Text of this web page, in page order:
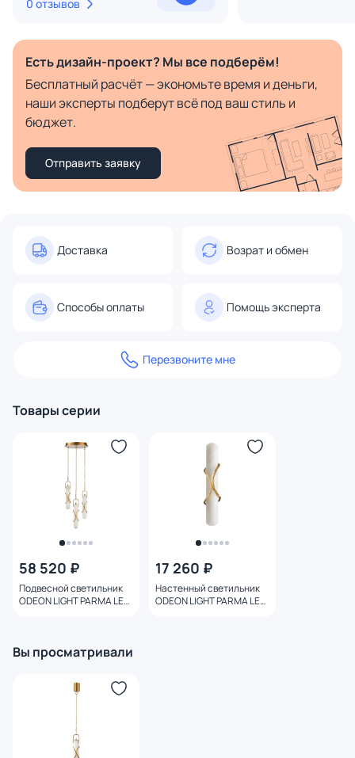
0 отзывов
Есть дизайн-проект? Мы все подберём!
Бесплатный расчёт — экономьте время и деньги,
наши эксперты подберут всё под ваш стиль и
бюджет.
Отправить заявку
Доставка Возрат и обмен
Способы оплаты Помощь эксперта
Перезвоните мне
Товары серии
58 520 ₽
Подвесной светильник
ODEON LIGHT PARMA LED
17 260 ₽
Настенный светильник
ODEON LIGHT PARMA LED
Вы просматривали